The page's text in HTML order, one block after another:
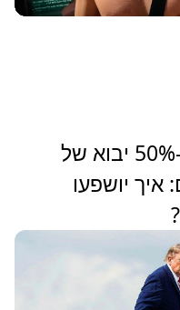
‏טראמפ מייקר ב–50% יבוא של
איך יושפעו